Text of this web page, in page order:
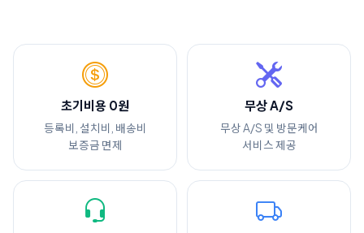
초기비용 0원
등록비, 설치비, 배송비
보증금 면제
무상 A/S
무상 A/S 및 방문케어
서비스 제공